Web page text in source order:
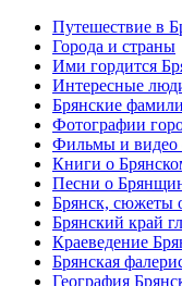
Путешествие в
Города и страны
Ими гордится
Интересные
Брянские
Фотографии
Фильмы и видео
Книги о
Песни о
Брянск, сюжеты
Брянский край
Краеведение
Брянская
География